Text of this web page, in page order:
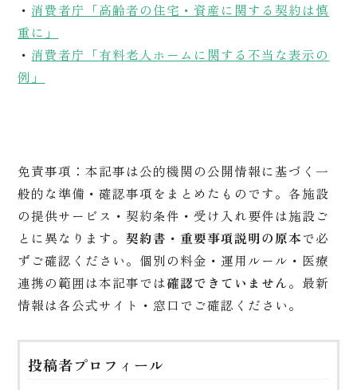
・消費者庁「高齢者の住宅・資産に関する契約は慎
重に」
・消費者庁「有料老人ホームに関する不当な表示の
例」
免責事項：本記事は公的機関の公開情報に基づく一
般的な準備・確認事項をまとめたものです。各施設
の提供サービス・契約条件・受け入れ要件は施設ご
とに異なります。契約書・重要事項説明の原本で必
ずご確認ください。個別の料金・運用ルール・医療
連携の範囲は本記事では確認できていません。最新
情報は各公式サイト・窓口でご確認ください。
投稿者プロフィール